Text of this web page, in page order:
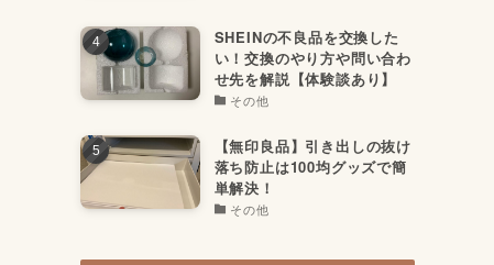
SHEINの不良品を交換した
い！交換のやり方や問い合わ
せ先を解説【体験談あり】
その他
【無印良品】引き出しの抜け
落ち防止は100均グッズで簡
単解決！
その他